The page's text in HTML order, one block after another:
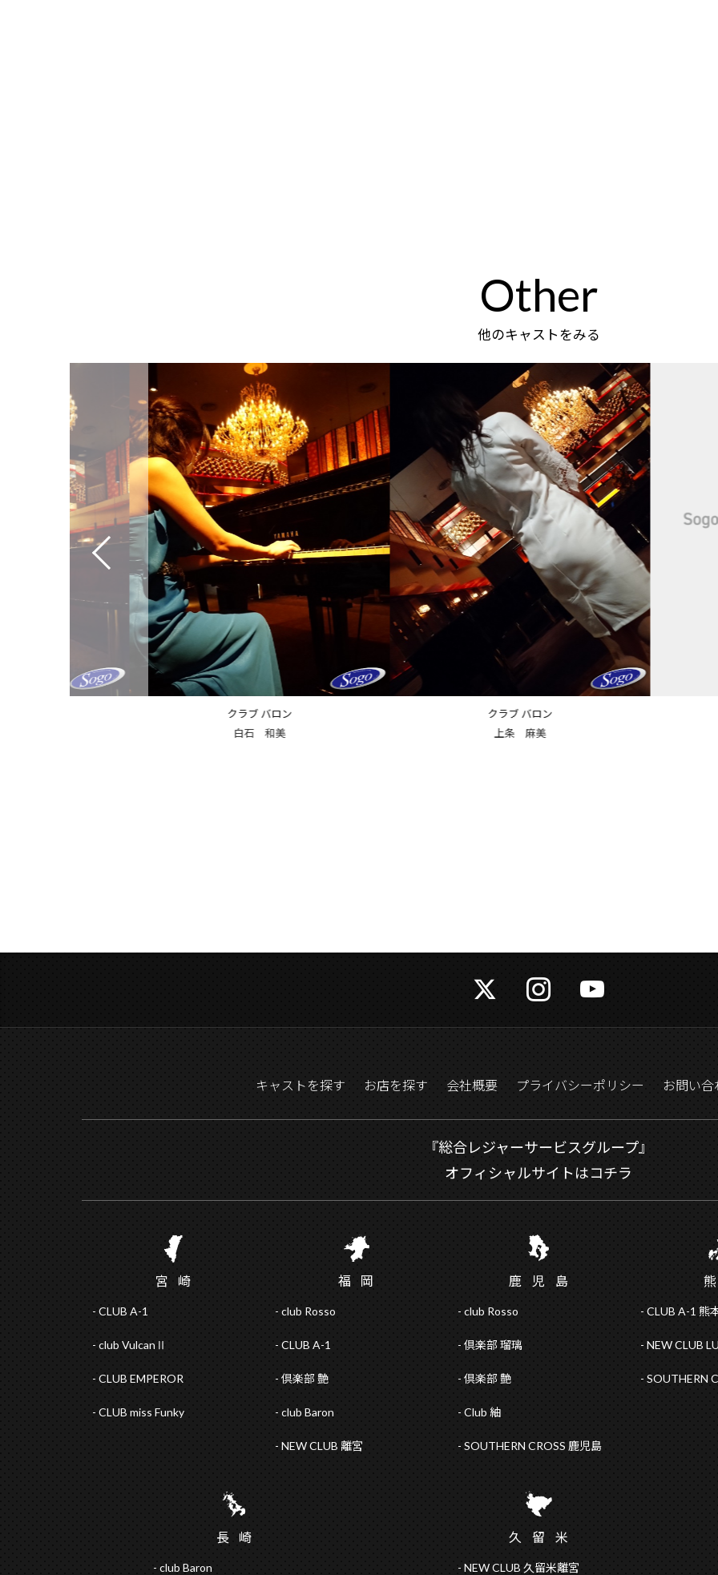
Other
クラブ バロン
上条 麻美
クラブ バロン
如月 ななみ
キャストを探す お店を探す 会社概要 プライバシーポリシー お問い合
『総合レジャーサービスグループ』
オフィシャルサイトはコチラ
宮 崎
CLUB A-1
club VulcanⅡ
CLUB EMPEROR
CLUB miss Funky
福 岡
club Rosso
CLUB A-1
倶楽部 艶
club Baron
NEW CLUB 離宮
鹿児 島
club Rosso
倶楽部 瑠璃
倶楽部 艶
Club 紬
SOUTHERN CROSS 鹿児島
CLUB A-1 熊
NEW CLUB
SOUTHERN
長 崎
club Baron
久留 米
NEW CLUB 久留米離宮